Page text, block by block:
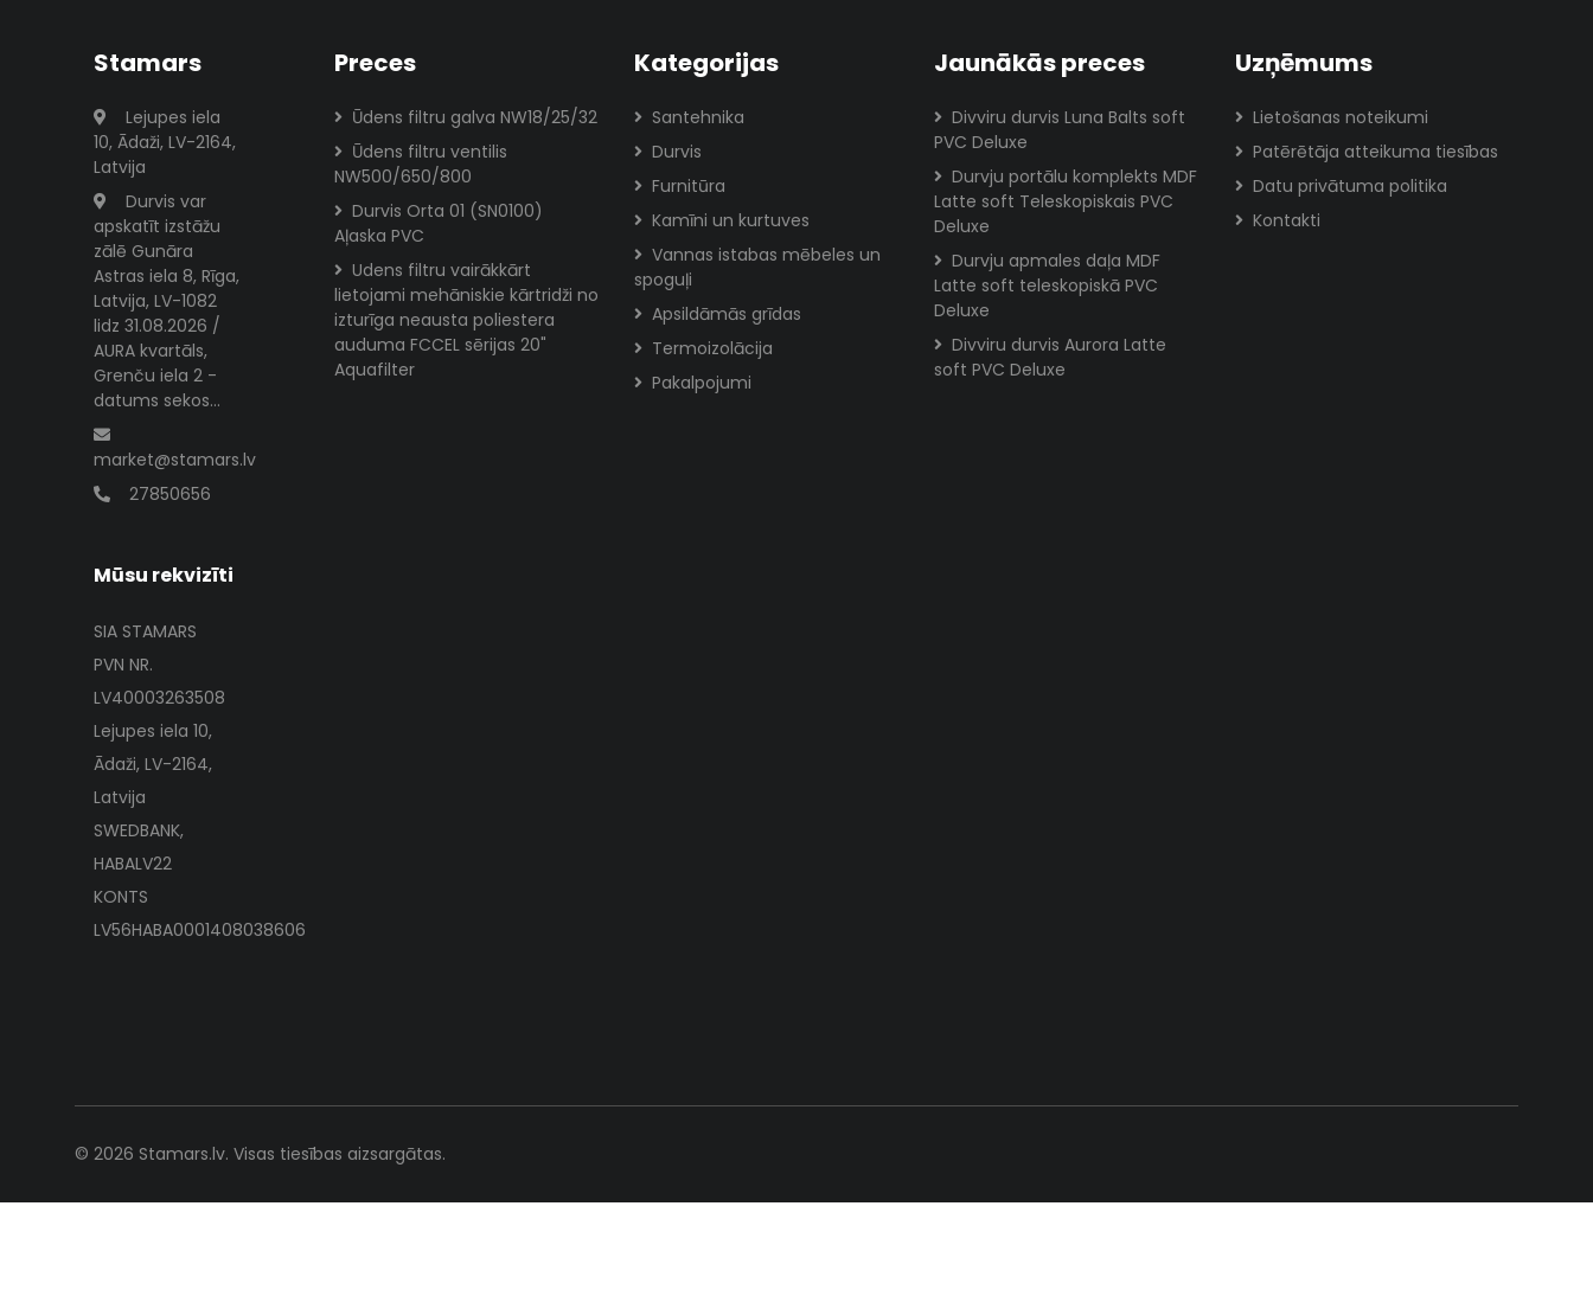
Stamars
Lejupes iela
10, Ādaži, LV-2164,
Latvija
Durvis var
apskatīt izstāžu
zālē Gunāra
Astras iela 8, Rīga,
Latvija, LV-1082
lidz 31.08.2026 /
AURA kvartāls,
Grenču iela 2 -
datums sekos...
market@stamars.lv
27850656
Mūsu rekvizīti
SIA STAMARS
PVN NR.
LV40003263508
Lejupes iela 10,
Ādaži, LV-2164,
Latvija
SWEDBANK,
HABALV22
KONTS
LV56HABA0001408038606
Preces
Ūdens filtru galva NW18/25/32
Ūdens filtru ventilis
NW500/650/800
Durvis Orta 01 (SN0100)
Aļaska PVC
Udens filtru vairākkārt
lietojami mehāniskie kārtridži no
izturīga neausta poliestera
auduma FCCEL sērijas 20"
Aquafilter
Kategorijas
Santehnika
Durvis
Furnitūra
Kamīni un kurtuves
Vannas istabas mēbeles un
spoguļi
Apsildāmās grīdas
Termoizolācija
Pakalpojumi
Jaunākās preces
Divviru durvis Luna Balts soft
PVC Deluxe
Durvju portālu komplekts MDF
Latte soft Teleskopiskais PVC
Deluxe
Durvju apmales daļa MDF
Latte soft teleskopiskā PVC
Deluxe
Divviru durvis Aurora Latte
soft PVC Deluxe
Uzņēmums
Lietošanas noteikumi
Patērētāja atteikuma tiesības
Datu privātuma politika
Kontakti
© 2026 Stamars.lv. Visas tiesības aizsargātas.